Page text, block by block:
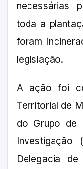
necessárias
toda a
foram
legislação.
A ação foi
Territorial de
do Grupo de
Investigação
Delegacia